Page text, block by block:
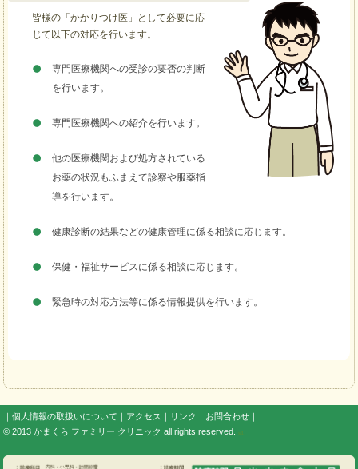
皆様の「かかりつけ医」として必要に応
じて以下の対応を行います。
専門医療機関への受診の要否の判断
を行います。
専門医療機関への紹介を行います。
他の医療機関および処方されている
お薬の状況もふまえて診察や服薬指
導を行います。
健康診断の結果などの健康管理に係る相談に応じます。
保健・福祉サービスに係る相談に応じます。
緊急時の対応方法等に係る情報提供を行います。
｜個人情報の取扱いについて アクセス リンク お問合わせ
© 2013かまくら ファミリー クリニック all rights reserved.